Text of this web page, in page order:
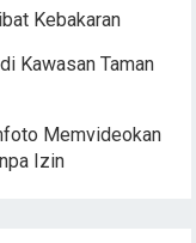
Kebakaran
Kawasan Taman
Memvideokan
Izin